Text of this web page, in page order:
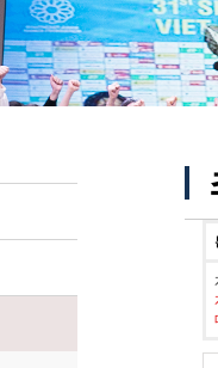
위치/전화
전경사진